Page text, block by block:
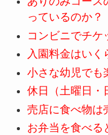
っているのか？
コンビニでチケ
入園料金はいく
小さな幼児でも
休日（土曜日・
売店に食べ物は
お弁当を食べる